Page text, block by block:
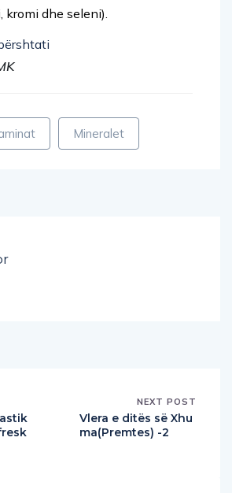
kromi dhe seleni).
Mineralet
NEXT POST
Vlera e ditës së Xhu
ma(Premtes) -2